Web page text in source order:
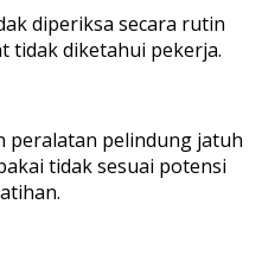
diperiksa secara rutin
tidak diketahui pekerja.
peralatan pelindung jatuh
tidak sesuai potensi